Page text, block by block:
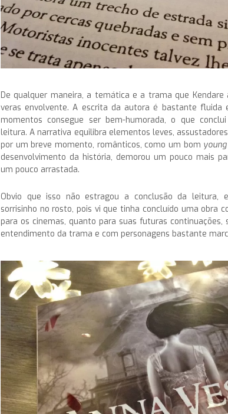
De qualquer maneira, a temática e a trama que
veras envolvente. A escrita da autora é bastante fluida
momentos consegue ser bem-humorada, o que
leitura. A narrativa equilibra elementos leves,
por um breve momento, românticos, como um bom
desenvolvimento da história, demorou um pouco mais
um pouco arrastada.
Obvio que isso não estragou a conclusão da leitura,
sorrisinho no rosto, pois vi que tinha concluído uma obra
para os cinemas, quanto para suas futuras continuações,
entendimento da trama e com personagens bastante